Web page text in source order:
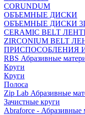
СORUNDUM
ОБЪЕМНЫЕ ДИСКИ
ОБЪЕМНЫЕ ДИСКИ
CERAMIC BELT
ZIRCONIUM BELT
ПРИСПОСОБЛЕНИЯ
RBS Абразивные
Круги
Круги
Полоса
Zip Lab Абразивные
Зачистные круги
Abraforce - Абразивные